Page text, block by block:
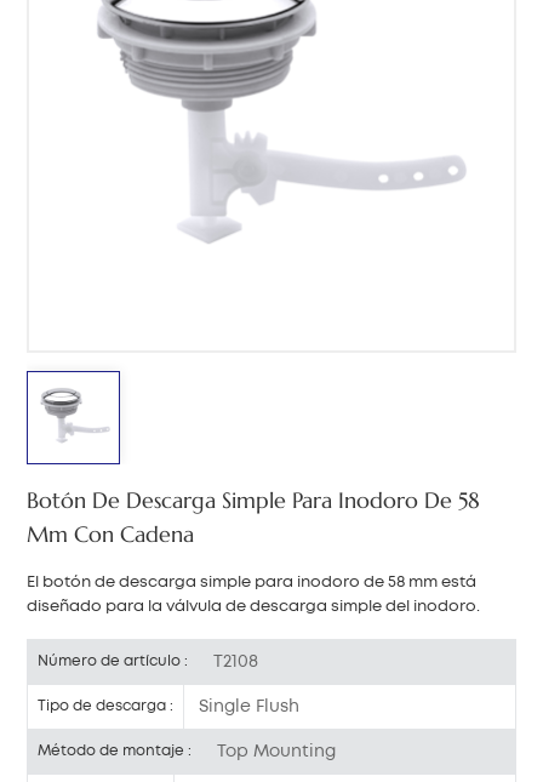
بالعربية
中文
هَوُسَ
Botón De Descarga Simple Para Inodoro De 58
Mm Con Cadena
El botón de descarga simple para inodoro de 58 mm está
diseñado para la válvula de descarga simple del inodoro.
Número de artículo : T2108
Tipo de descarga : Single Flush
Método de montaje : Top Mounting